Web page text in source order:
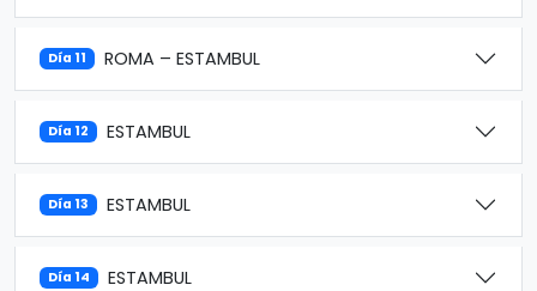
Día 11 ROMA – ESTAMBUL
Día 12 ESTAMBUL
Día 13 ESTAMBUL
Día 14 ESTAMBUL